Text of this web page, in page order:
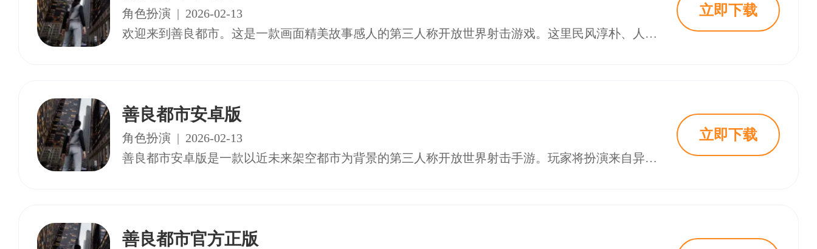
角色扮演 | 2026-02-13
欢迎来到善良都市。这是一款画面精美故事感人的第三人称开放世界射击游戏。这里民风淳朴、人杰地灵，如果你遇到了什么奇怪的家伙，那他可能是从《重返校园》里穿越来的。
立即下载
善良都市安卓版
角色扮演 | 2026-02-13
善良都市安卓版是一款以近未来架空都市为背景的第三人称开放世界射击手游。玩家将扮演来自异乡的访客，在民风淳朴、人杰地灵的善良都市中探索废墟霓虹与隐秘街巷，使用多样化的枪械与近战武器应对突发威胁。
立即下载
善良都市官方正版